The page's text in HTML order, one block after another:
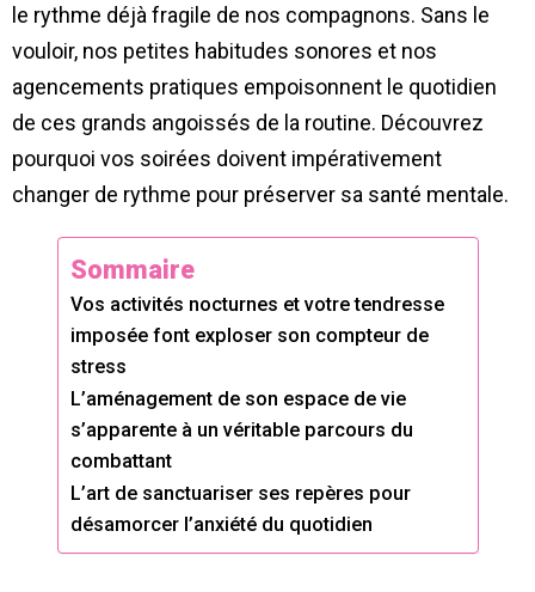
le rythme déjà fragile de nos compagnons. Sans le
vouloir, nos petites habitudes sonores et nos
agencements pratiques empoisonnent le quotidien
de ces grands angoissés de la routine. Découvrez
pourquoi vos soirées doivent impérativement
changer de rythme pour préserver sa santé mentale.
Sommaire
Vos activités nocturnes et votre tendresse
imposée font exploser son compteur de
stress
L’aménagement de son espace de vie
s’apparente à un véritable parcours du
combattant
L’art de sanctuariser ses repères pour
désamorcer l’anxiété du quotidien